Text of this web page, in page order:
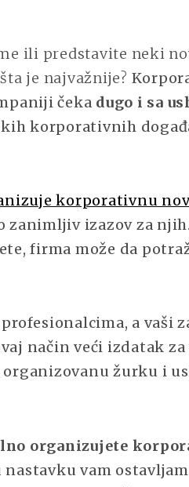
ZA
DOBRU
POSLOVNU
PROSLAVU?
ili predstavite neki
je najvažnije?
čeka dugo i sa
korporativnih
korporativnu
zanimljiv izazov za
firma može da
a vaši
način veći izdatak za
žurku i
organizujete
vam